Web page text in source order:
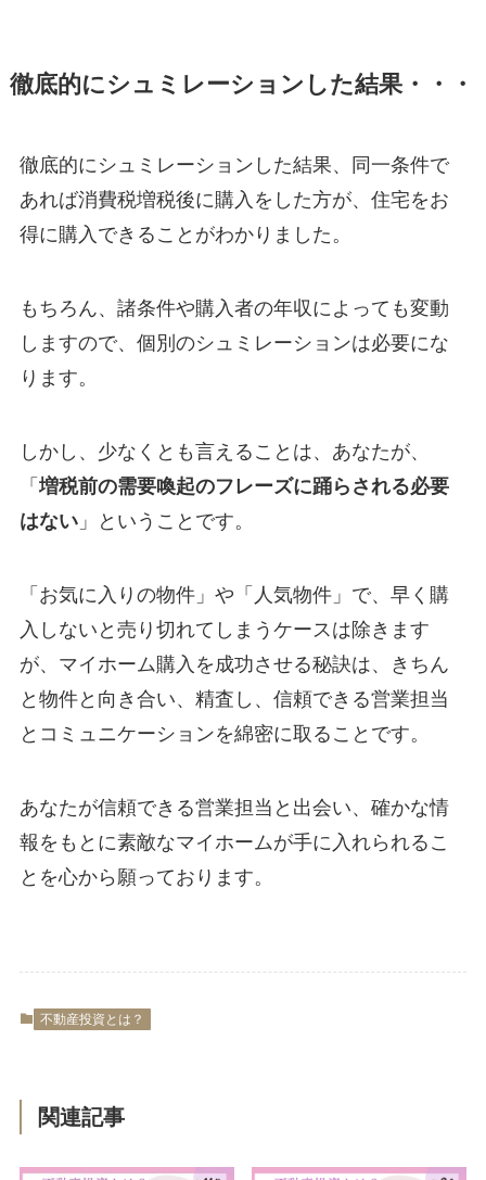
徹底的にシュミレーションした結果・・・
徹底的にシュミレーションした結果、同一条件で
あれば消費税増税後に購入をした方が、住宅をお
得に購入できることがわかりました。
もちろん、諸条件や購入者の年収によっても変動
しますので、個別のシュミレーションは必要にな
ります。
しかし、少なくとも言えることは、あなたが、
「 増税前の需要喚起のフレーズに踊らされる必要
はない」ということです。
「お気に入りの物件」や「人気物件」で、早く購
入しないと売り切れてしまうケースは除きます
が、マイホーム購入を成功させる秘訣は、きちん
と物件と向き合い、精査し、信頼できる営業担当
とコミュニケーションを綿密に取ることです。
あなたが信頼できる営業担当と出会い、確かな情
報をもとに素敵なマイホームが手に入れられるこ
とを心から願っております。
不動産投資とは？
関連記事